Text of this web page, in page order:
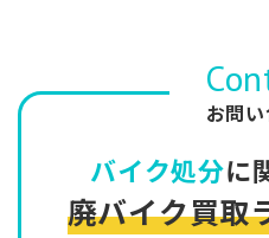
お問
バイク処分に
廃バイク買取